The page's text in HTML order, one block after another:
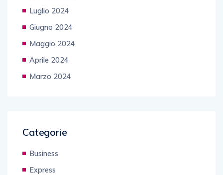
Luglio 2024
Giugno 2024
Maggio 2024
Aprile 2024
Marzo 2024
Categorie
Business
Express